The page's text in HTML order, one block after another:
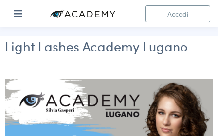
Accedi
Light Lashes Academy Lugano